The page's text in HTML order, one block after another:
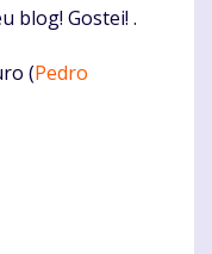
blog! Gostei! .
(Pedro